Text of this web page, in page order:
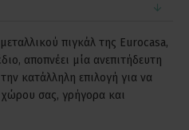
πιγκάλ της Eurocasa,
αποπνέει μία ανεπιτήδευτη
κατάλληλη επιλογή για να
χώρου σας, γρήγορα και